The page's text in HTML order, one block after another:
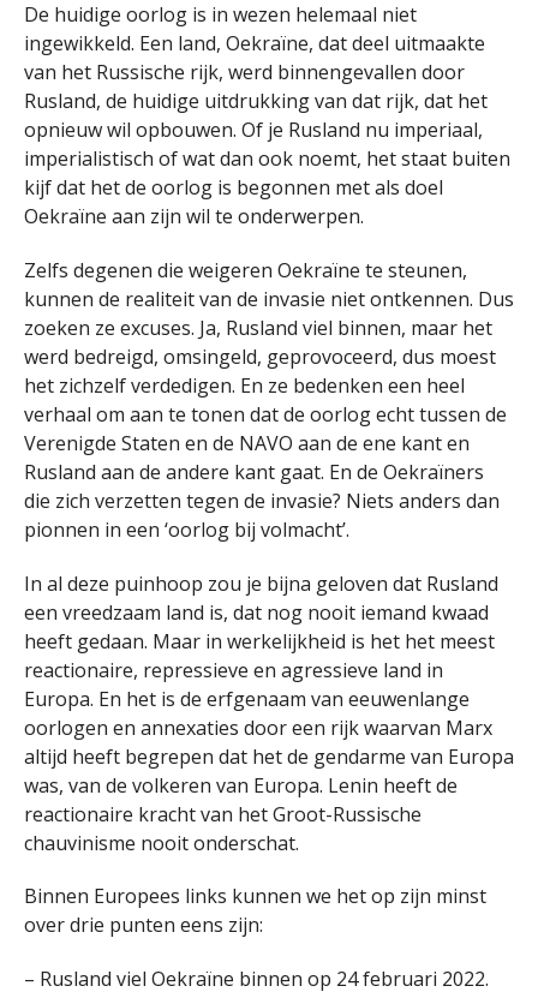
De huidige oorlog is in wezen helemaal niet
ingewikkeld. Een land, Oekraïne, dat deel uitmaakte
van het Russische rijk, werd binnengevallen door
Rusland, de huidige uitdrukking van dat rijk, dat het
opnieuw wil opbouwen. Of je Rusland nu imperiaal,
imperialistisch of wat dan ook noemt, het staat buiten
kijf dat het de oorlog is begonnen met als doel
Oekraïne aan zijn wil te onderwerpen.
Zelfs degenen die weigeren Oekraïne te steunen,
kunnen de realiteit van de invasie niet ontkennen. Dus
zoeken ze excuses. Ja, Rusland viel binnen, maar het
werd bedreigd, omsingeld, geprovoceerd, dus moest
het zichzelf verdedigen. En ze bedenken een heel
verhaal om aan te tonen dat de oorlog echt tussen de
Verenigde Staten en de NAVO aan de ene kant en
Rusland aan de andere kant gaat. En de Oekraïners
die zich verzetten tegen de invasie? Niets anders dan
pionnen in een ‘oorlog bij volmacht’.
In al deze puinhoop zou je bijna geloven dat Rusland
een vreedzaam land is, dat nog nooit iemand kwaad
heeft gedaan. Maar in werkelijkheid is het het meest
reactionaire, repressieve en agressieve land in
Europa. En het is de erfgenaam van eeuwenlange
oorlogen en annexaties door een rijk waarvan Marx
altijd heeft begrepen dat het de gendarme van Europa
was, van de volkeren van Europa. Lenin heeft de
reactionaire kracht van het Groot-Russische
chauvinisme nooit onderschat.
Binnen Europees links kunnen we het op zijn minst
over drie punten eens zijn:
– Rusland viel Oekraïne binnen op 24 februari 2022.